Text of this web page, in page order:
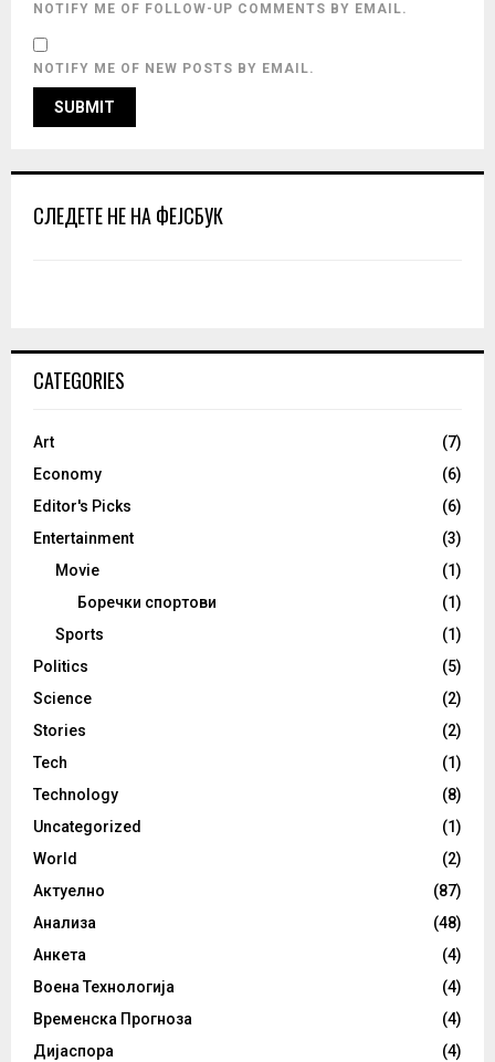
NOTIFY ME OF FOLLOW-UP COMMENTS BY EMAIL.
NOTIFY ME OF NEW POSTS BY EMAIL.
СЛЕДЕТЕ НЕ НА ФЕЈСБУК
CATEGORIES
Art
(7)
Economy
(6)
Editor's Picks
(6)
Entertainment
(3)
Movie
(1)
Боречки спортови
(1)
Sports
(1)
Politics
(5)
Science
(2)
Stories
(2)
Tech
(1)
Technology
(8)
Uncategorized
(1)
World
(2)
Актуелно
(87)
Анализа
(48)
Анкета
(4)
Воена Технологија
(4)
Временска Прогноза
(4)
Дијаспора
(4)